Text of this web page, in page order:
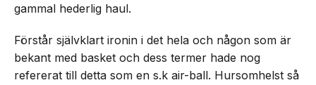
gammal hederlig haul.
Förstår självklart ironin i det hela och någon som är
bekant med basket och dess termer hade nog
refererat till detta som en s.k air-ball. Hursomhelst så